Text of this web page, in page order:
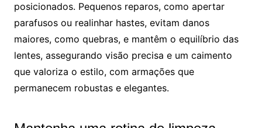
posicionados. Pequenos reparos, como apertar
parafusos ou realinhar hastes, evitam danos
maiores, como quebras, e mantêm o equilíbrio das
lentes, assegurando visão precisa e um caimento
que valoriza o estilo, com armações que
permanecem robustas e elegantes.